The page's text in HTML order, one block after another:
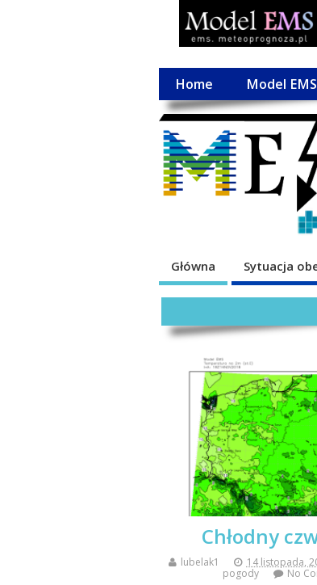
Home Model EMS
Główna Sytuacja
Chłodny
lubelak1 14 listopada,
pogody
No